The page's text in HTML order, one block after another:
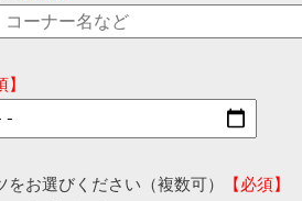
】
をお選びください（複数可）
【必須】